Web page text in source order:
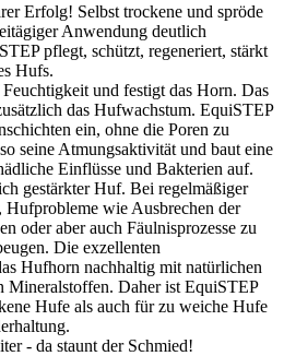
Erfolg! Selbst trockene und spröde
Anwendung deutlich
pflegt, schützt, regeneriert, stärkt
Hufs.
und festigt das Horn. Das
das Hufwachstum. EquiSTEP
ein, ohne die Poren zu
seine Atmungsaktivität und baut eine
Einflüsse und Bakterien auf.
gestärkter Huf. Bei regelmäßiger
wie Ausbrechen der
oder aber auch Fäulnisprozesse zu
Die exzellenten
Hufhorn nachhaltig mit natürlichen
Mineralstoffen. Daher ist EquiSTEP
Hufe als auch für zu weiche Hufe
- da staunt der Schmied!